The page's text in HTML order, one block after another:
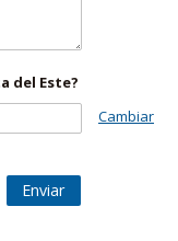
del Este?
Cambiar
Enviar